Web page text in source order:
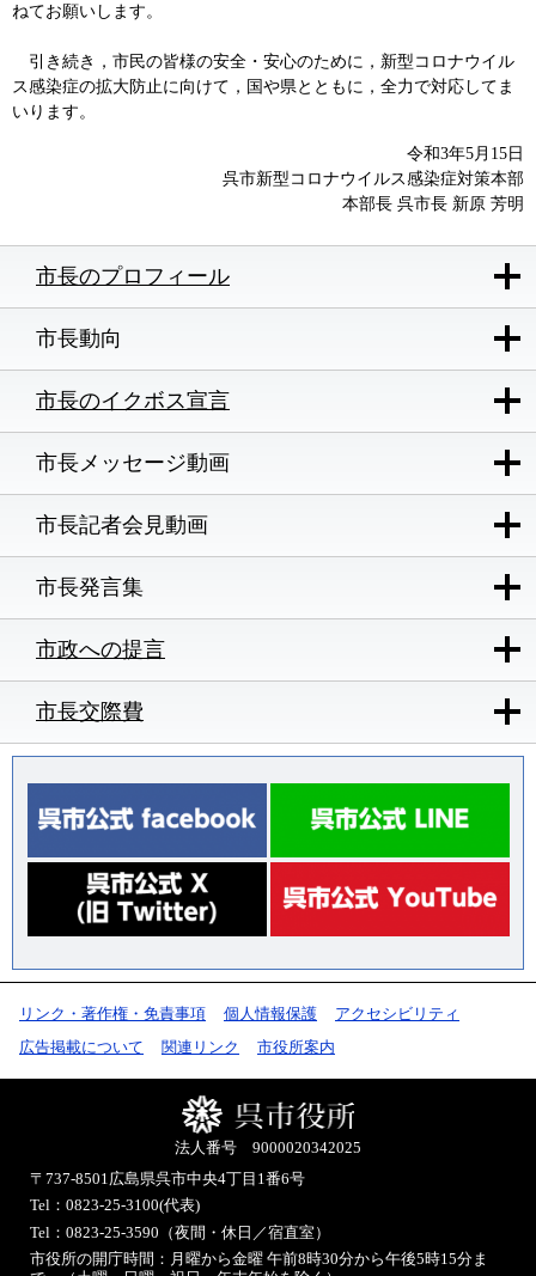
ねてお願いします。
引き続き，市民の皆様の安全・安心のために，新型コロナウイル
ス感染症の拡大防止に向けて，国や県とともに，全力で対応してま
いります。
令和3年5月15日
呉市新型コロナウイルス感染症対策本部
本部長 呉市長 新原 芳明
市長のプロフィール
市長動向
市長のイクボス宣言
市長メッセージ動画
市長記者会見動画
市長発言集
市政への提言
市長交際費
リンク・著作権・免責事項 個人情報保護
アクセシビリティ
広告掲載について
関連リンク 市役所案内
法人番号 9000020342025
〒737-8501広島県呉市中央4丁目1番6号
Tel：0823-25-3100(代表)
Tel：0823-25-3590（夜間・休日／宿直室）
市役所の開庁時間：月曜から金曜 午前8時30分から午後5時15分ま